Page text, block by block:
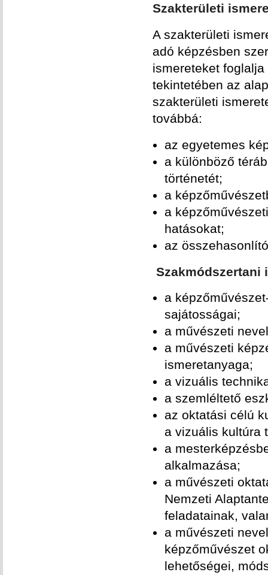
Szakterületi
A szakterületi
adó képzésben
ismereteket
tekintetében az
szakterületi
továbbá:
az egyetemes
a különböző
történetét;
a
a
hatásokat;
az
Szakmódszertani
a
sajátosságai;
a művészeti
a művészeti
ismeretanyaga;
a vizuális
a szemléltető
az oktatási célú
a vizuális kultúra
a
alkalmazása;
a művészeti
Nemzeti
feladatainak,
a művészeti
képzőművészet
lehetőségei,